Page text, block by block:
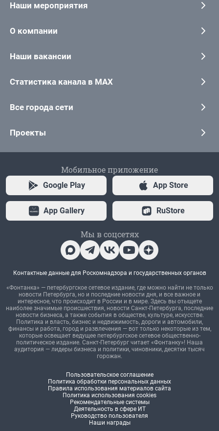
Наши мероприятия
О компании
Наши вакансии
Статистика канала в MAX
Все города сети
Проекты
Мобильное приложение
Google Play App Store
App Gallery RuStore
Мы в соцсетях
Контактные данные для Роскомнадзора и государственных органов
«Фонтанка» — петербургское сетевое издание, где можно найти не только
новости Петербурга, но и последние новости дня, и все важное и
интересное, что происходит в России и в мире. Здесь вы отыщете
наиболее значимые происшествия, новости Санкт-Петербурга, последние
новости бизнеса, а также события в обществе, культуре, искусстве.
Политика и власть, бизнес и недвижимость, дороги и автомобили,
финансы и работа, город и развлечения — вот только некоторые из тем,
которые освещает ведущее петербургское сетевое общественно-
политическое издание. Санкт-Петербург читает «Фонтанку»! Наша
аудитория — лидеры бизнеса и политики, чиновники, десятки тысяч
горожан.
Пользовательское соглашение
Политика обработки персональных данных
Правила использования материалов сайта
Политика использования cookies
Рекомендательные системы
Деятельность в сфере ИТ
Руководство пользователя
Наши награды